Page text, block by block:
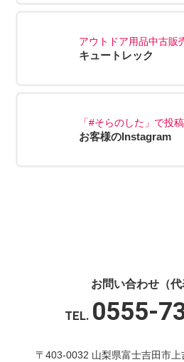
アウトドア用品中古販
キュートレック
「#そらのした」で投
お客様のInstagram
お問い合わせ（代
TEL. 0555-
〒403-0032 山梨県富士吉田市